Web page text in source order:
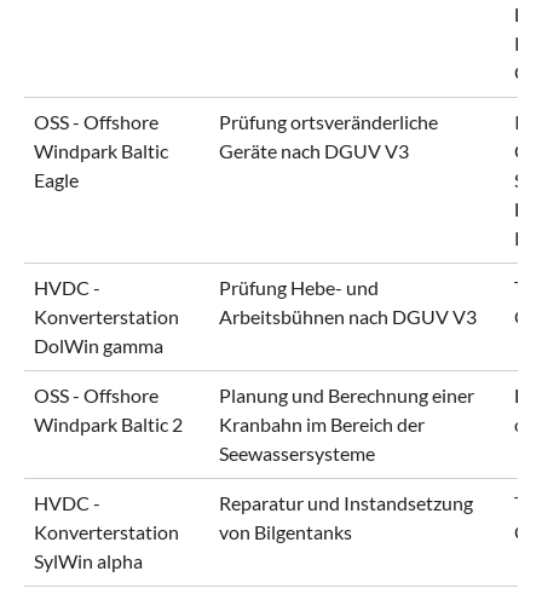
OSS - Offshore
Windpark Baltic
Eagle
Prüfung ortsveränderliche
Geräte nach DGUV V3
KG
HVDC -
Konverterstation
DolWin gamma
Prüfung Hebe- und
Arbeitsbühnen nach DGUV V3
OSS - Offshore
Windpark Baltic 2
Planung und Berechnung einer
Kranbahn im Bereich der
Seewassersysteme
HVDC -
Konverterstation
SylWin alpha
Reparatur und Instandsetzung
von Bilgentanks